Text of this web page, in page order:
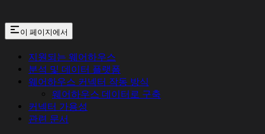
이 페이지에서
지원되는 웨어하우스
분석 및 데이터 플랫폼
웨어하우스 커넥터 작동 방식
웨어하우스 데이터로 구축
커넥터 가용성
관련 문서